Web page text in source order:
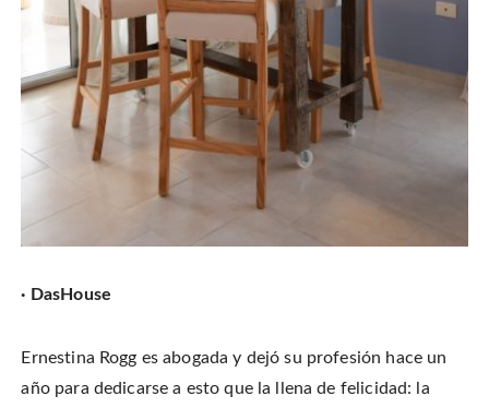
· DasHouse
Ernestina Rogg es abogada y dejó su profesión hace un
año para dedicarse a esto que la llena de felicidad: la